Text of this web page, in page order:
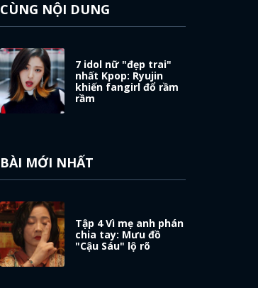
CÙNG NỘI DUNG
7 idol nữ "đẹp trai"
nhất Kpop: Ryujin
khiến fangirl đổ rầm
rầm
BÀI MỚI NHẤT
Tập 4 Vì mẹ anh phán
chia tay: Mưu đồ
"Cậu Sáu" lộ rõ